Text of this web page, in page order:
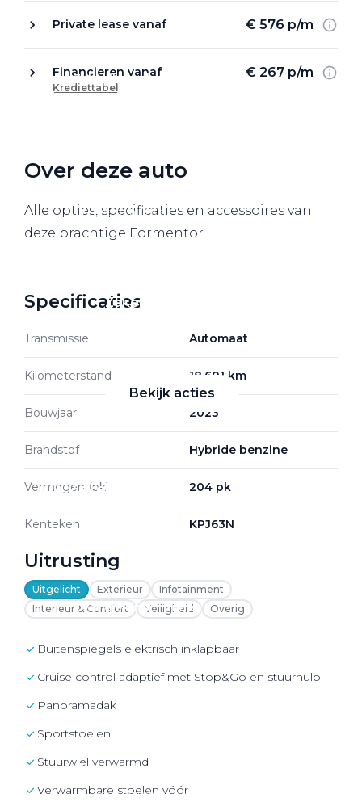
Zakelijke oplossingen
Lease a Bike
Zakelijke Lease acties
Bekijk acties
Zakelijk
Over elektrisch rijden
Onderhoud en kosten
Shuttel laadoplossingen
Duurzaamheid
Voordelen
Veelgestelde vragen
Private lease vanaf € 576 p/m
Financieren vanaf € 267 p/m
Krediettabel
Over deze auto
Alle opties, specificaties en accessoires van
deze prachtige Formentor
Specificaties
Transmissie Automaat
Kilometerstand 18.601 km
Bouwjaar 2023
Brandstof Hybride benzine
Vermogen (pk) 204 pk
Kenteken KPJ63N
Uitrusting
Uitgelicht Exterieur
Infotainment
Interieur & Comfort
Veiligheid Overig
buitenspiegels elektrisch inklapbaar
cruise control adaptief met Stop&Go en stuurhulp
Panoramadak
sportstoelen
stuurwiel verwarmd
Verwarmbare stoelen vóór